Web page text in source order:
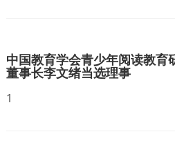
中国教育学会青少年阅读教育
董事长李文绪当选理事
1